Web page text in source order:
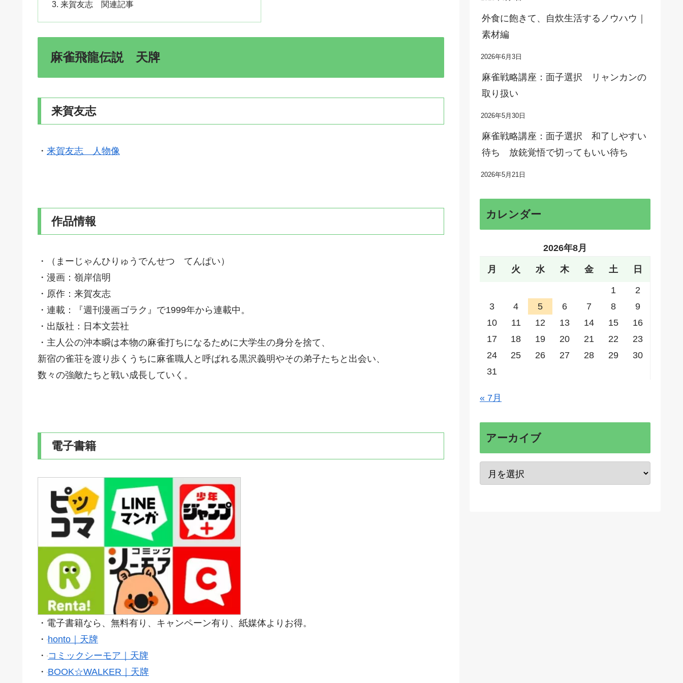
来賀友志 関連記事
麻雀飛龍伝説 天牌
来賀友志
・ 来賀友志 人物像
作品情報
・（まーじゃんひりゅうでんせつ てんぱい）
・漫画：嶺岸信明
・原作：来賀友志
・連載：『週刊漫画ゴラク』で1999年から連載中。
・出版社：日本文芸社
・主人公の沖本瞬は本物の麻雀打ちになるために大学生の身分を捨て、
新宿の雀荘を渡り歩くうちに麻雀職人と呼ばれる黒沢義明やその弟子たちと出会い、
数々の強敵たちと戦い成長していく。
電子書籍
・電子書籍なら、無料有り、キャンペーン有り、紙媒体よりお得。
・ honto｜天牌
・ コミックシーモア｜天牌
・ BOOK☆WALKER｜天牌
外食に飽きて、自炊生活するノウハウ｜
素材編
2026年6月3日
麻雀戦略講座：面子選択 リャンカンの
取り扱い
2026年5月30日
麻雀戦略講座：面子選択 和了しやすい
待ち 放銃覚悟で切ってもいい待ち
2026年5月21日
カレンダー
2026年8月
月 火 水 木 金 土 日
1
2
3
4 5 6 7 8
9
10
11 12 13 14 15
16
17
18 19 20 21 22
23
24
25 26 27 28 29
30
31
« 7月
アーカイブ